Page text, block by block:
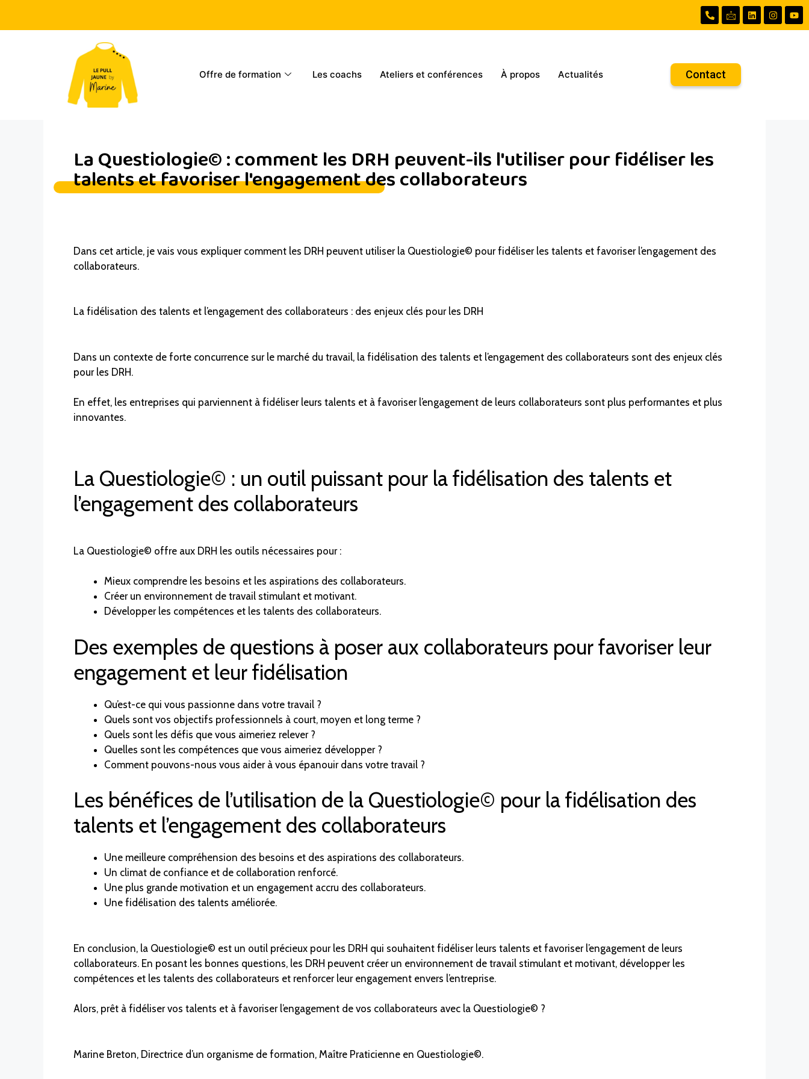
Offre de formation Les coachs Ateliers et conférences À propos Actualités Contact
La Questiologie© : comment les DRH peuvent-ils l'utiliser pour fidéliser les
talents et favoriser l'engagement des collaborateurs
Dans cet article, je vais vous expliquer comment les DRH peuvent utiliser la Questiologie© pour fidéliser les talents et favoriser l’engagement des
collaborateurs.
La fidélisation des talents et l’engagement des collaborateurs : des enjeux clés pour les DRH
Dans un contexte de forte concurrence sur le marché du travail, la fidélisation des talents et l’engagement des collaborateurs sont des enjeux clés
pour les DRH.
En effet, les entreprises qui parviennent à fidéliser leurs talents et à favoriser l’engagement de leurs collaborateurs sont plus performantes et plus
innovantes.
La Questiologie© : un outil puissant pour la fidélisation des talents et
l’engagement des collaborateurs
La Questiologie© offre aux DRH les outils nécessaires pour :
Mieux comprendre les besoins et les aspirations des collaborateurs.
Créer un environnement de travail stimulant et motivant.
Développer les compétences et les talents des collaborateurs.
Des exemples de questions à poser aux collaborateurs pour favoriser leur
engagement et leur fidélisation
Qu’est-ce qui vous passionne dans votre travail ?
Quels sont vos objectifs professionnels à court, moyen et long terme ?
Quels sont les défis que vous aimeriez relever ?
Quelles sont les compétences que vous aimeriez développer ?
Comment pouvons-nous vous aider à vous épanouir dans votre travail ?
Les bénéfices de l’utilisation de la Questiologie© pour la fidélisation des
talents et l’engagement des collaborateurs
Une meilleure compréhension des besoins et des aspirations des collaborateurs.
Un climat de confiance et de collaboration renforcé.
Une plus grande motivation et un engagement accru des collaborateurs.
Une fidélisation des talents améliorée.
En conclusion, la Questiologie© est un outil précieux pour les DRH qui souhaitent fidéliser leurs talents et favoriser l’engagement de leurs
collaborateurs. En posant les bonnes questions, les DRH peuvent créer un environnement de travail stimulant et motivant, développer les
compétences et les talents des collaborateurs et renforcer leur engagement envers l’entreprise.
Alors, prêt à fidéliser vos talents et à favoriser l’engagement de vos collaborateurs avec la Questiologie© ?
Marine Breton, Directrice d’un organisme de formation, Maître Praticienne en Questiologie©.